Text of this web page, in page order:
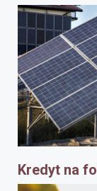
Kredyt na